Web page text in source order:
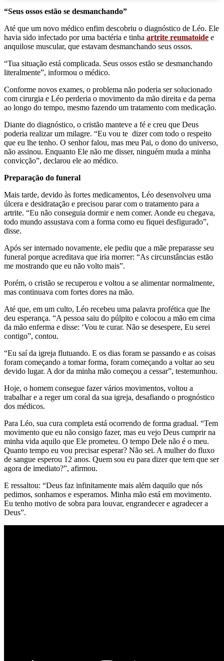
“Seus ossos estão se desmanchando”
Até que um novo médico enfim descobriu o diagnóstico de Léo. Ele
havia sido infectado por uma bactéria e tinha artrite reumatoide e
anquilose muscular, que estavam desmanchando seus ossos.
“Tua situação está complicada. Seus ossos estão se desmanchando
literalmente”, informou o médico.
Conforme novos exames, o problema não poderia ser solucionado
com cirurgia e Léo perderia o movimento da mão direita e da perna
ao longo do tempo, mesmo fazendo um tratamento com medicação.
Diante do diagnóstico, o cristão manteve a fé e creu que Deus
poderia realizar um milagre. “Eu vou te dizer com todo o respeito
que eu lhe tenho. O senhor falou, mas meu Pai, o dono do universo,
não assinou. Enquanto Ele não me disser, ninguém muda a minha
convicção”, declarou ele ao médico.
Preparação do funeral
Mais tarde, devido às fortes medicamentos, Léo desenvolveu uma
úlcera e desidratação e precisou parar com o tratamento para a
artrite. “Eu não conseguia dormir e nem comer. Aonde eu chegava,
todo mundo assustava com a forma como eu fiquei desfigurado”,
disse.
Após ser internado novamente, ele pediu que a mãe preparasse seu
funeral porque acreditava que iria morrer: “As circunstâncias estão
me mostrando que eu não volto mais”.
Porém, o cristão se recuperou e voltou a se alimentar normalmente,
mas continuava com fortes dores na mão.
Até que, em um culto, Léo recebeu uma palavra profética que lhe
deu esperança. “A pessoa saiu do púlpito e colocou a mão em cima
da mão enferma e disse: ‘Vou te curar. Não se desespere, Eu serei
contigo”, contou.
“Eu saí da igreja flutuando. E os dias foram se passando e as coisas
foram começando a tomar forma, foram começando a voltar ao seu
devido lugar. A dor da minha mão começou a cessar”, testemunhou.
Hoje, o homem consegue fazer vários movimentos, voltou a
trabalhar e a reger um coral da sua igreja, desafiando o prognóstico
dos médicos.
Para Léo, sua cura completa está ocorrendo de forma gradual. “Tem
movimento que eu não consigo fazer, mas eu vejo Deus cumprir na
minha vida aquilo que Ele prometeu. O tempo Dele não é o meu.
Quanto tempo eu vou precisar esperar? Não sei. A mulher do fluxo
de sangue esperou 12 anos. Quem sou eu para dizer que tem que ser
agora de imediato?”, afirmou.
E ressaltou: “Deus faz infinitamente mais além daquilo que nós
pedimos, sonhamos e esperamos. Minha mão está em movimento.
Eu tenho motivo de sobra para louvar, engrandecer e agradecer a
Deus”.